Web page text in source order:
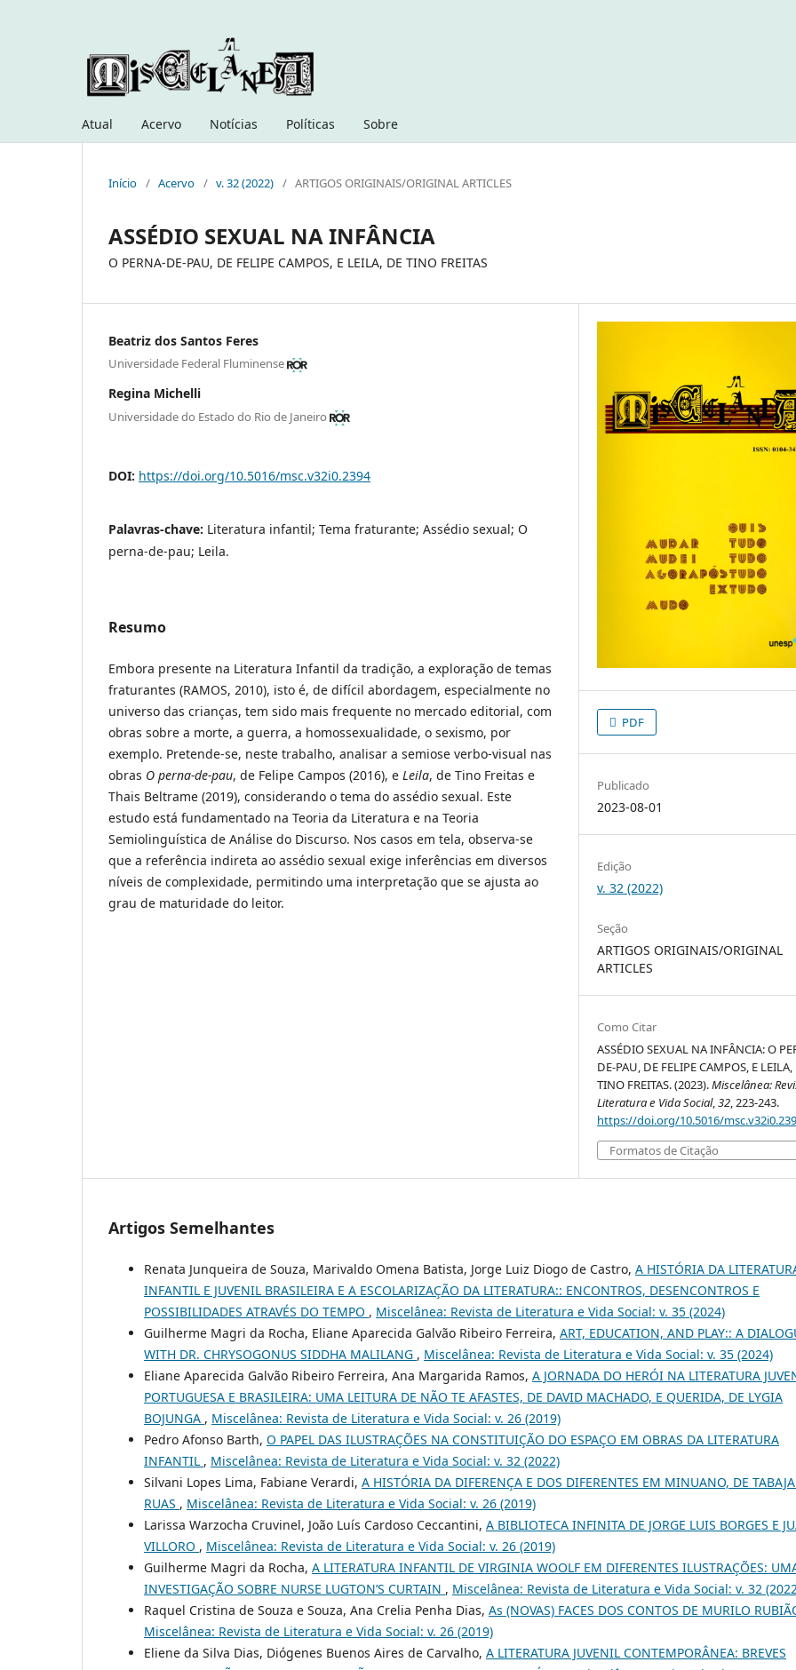
Atual Acervo Notícias Políticas Sobre
Início / Acervo / v. 32 (2022) / ARTIGOS ORIGINAIS/ORIGINAL ARTICLES
ASSÉDIO SEXUAL NA INFÂNCIA
O PERNA-DE-PAU, DE FELIPE CAMPOS, E LEILA, DE TINO FREITAS
Beatriz dos Santos Feres
Universidade Federal Fluminense
Regina Michelli
Universidade do Estado do Rio de Janeiro
DOI: https://doi.org/10.5016/msc.v32i0.2394
Palavras-chave: Literatura infantil; Tema fraturante; Assédio sexual; O
perna-de-pau; Leila.
Resumo
Embora presente na Literatura Infantil da tradição, a exploração de temas
fraturantes (RAMOS, 2010), isto é, de difícil abordagem, especialmente no
universo das crianças, tem sido mais frequente no mercado editorial, com
obras sobre a morte, a guerra, a homossexualidade, o sexismo, por
exemplo. Pretende-se, neste trabalho, analisar a semiose verbo-visual nas
obras O perna-de-pau, de Felipe Campos (2016), e Leila, de Tino Freitas e
Thais Beltrame (2019), considerando o tema do assédio sexual. Este
estudo está fundamentado na Teoria da Literatura e na Teoria
Semiolinguística de Análise do Discurso. Nos casos em tela, observa-se
que a referência indireta ao assédio sexual exige inferências em diversos
níveis de complexidade, permitindo uma interpretação que se ajusta ao
grau de maturidade do leitor.
PDF
Publicado
2023-08-01
Edição
v. 32 (2022)
Seção
ARTIGOS ORIGINAIS/ORIGINAL
ARTICLES
Como Citar
ASSÉDIO SEXUAL NA INFÂNCIA: O
DE-PAU, DE FELIPE CAMPOS, E LEILA,
TINO FREITAS. (2023).Miscelânea:
Literatura e Vida Social,32, 223-243.
https://doi.org/10.5016/
Formatos de Citação
Artigos Semelhantes
Renata Junqueira de Souza, Marivaldo Omena Batista, Jorge Luiz Diogo de Castro, A HISTÓRIA DA
INFANTIL E JUVENIL BRASILEIRA E A ESCOLARIZAÇÃO DA LITERATURA:: ENCONTROS, DESENCONTROS E
POSSIBILIDADES ATRAVÉS DO TEMPO , Miscelânea: Revista de Literatura e Vida Social: v. 35 (2024)
Guilherme Magri da Rocha, Eliane Aparecida Galvão Ribeiro Ferreira, ART, EDUCATION, AND PLAY:: A
WITH DR. CHRYSOGONUS SIDDHA MALILANG , Miscelânea: Revista de Literatura e Vida Social: v. 35 (2024)
Eliane Aparecida Galvão Ribeiro Ferreira, Ana Margarida Ramos, A JORNADA DO HERÓI NA LITERATURA
PORTUGUESA E BRASILEIRA: UMA LEITURA DE NÃO TE AFASTES, DE DAVID MACHADO, E QUERIDA, DE LYGIA
BOJUNGA , Miscelânea: Revista de Literatura e Vida Social: v. 26 (2019)
Pedro Afonso Barth, O PAPEL DAS ILUSTRAÇÕES NA CONSTITUIÇÃO DO ESPAÇO EM OBRAS DA LITERATURA
INFANTIL , Miscelânea: Revista de Literatura e Vida Social: v. 32 (2022)
Silvani Lopes Lima, Fabiane Verardi, A HISTÓRIA DA DIFERENÇA E DOS DIFERENTES EM MINUANO, DE
RUAS , Miscelânea: Revista de Literatura e Vida Social: v. 26 (2019)
Larissa Warzocha Cruvinel, João Luís Cardoso Ceccantini, A BIBLIOTECA INFINITA DE JORGE LUIS BORGES E
VILLORO , Miscelânea: Revista de Literatura e Vida Social: v. 26 (2019)
Guilherme Magri da Rocha, A LITERATURA INFANTIL DE VIRGINIA WOOLF EM DIFERENTES ILUSTRAÇÕES:
INVESTIGAÇÃO SOBRE NURSE LUGTON’S CURTAIN , Miscelânea: Revista de Literatura e Vida Social: v. 32
Raquel Cristina de Souza e Souza, Ana Crelia Penha Dias, As (NOVAS) FACES DOS CONTOS DE MURILO
Miscelânea: Revista de Literatura e Vida Social: v. 26 (2019)
Eliene da Silva Dias, Diógenes Buenos Aires de Carvalho, A LITERATURA JUVENIL CONTEMPORÂNEA: BREVES